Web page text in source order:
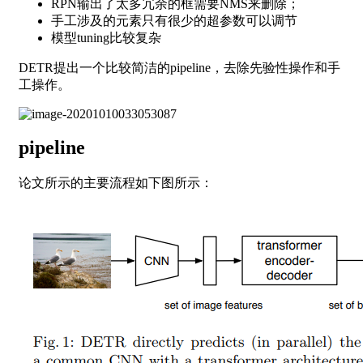
RPN输出了太多冗余的框需要NMS来删除；
手工涉及的元素只有很少的超参数可以调节
模型tuning比较复杂
DETR提出一个比较简洁的pipeline，去除先验性操作和手
工操作。
pipeline
论文所示的主要流程如下图所示：